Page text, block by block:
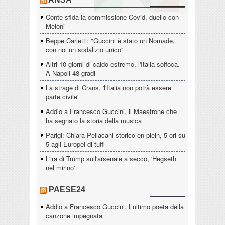
Conte sfida la commissione Covid, duello con
Meloni
Beppe Carletti: "Guccini è stato un Nomade,
con noi un sodalizio unico"
Altri 10 giorni di caldo estremo, l'Italia soffoca.
A Napoli 48 gradi
La strage di Crans, 'l'Italia non potrà essere
parte civile'
Addio a Francesco Guccini, il Maestrone che
ha segnato la storia della musica
Parigi: Chiara Pellacani storico en plein, 5 ori su
5 agli Europei di tuffi
L'ira di Trump sull'arsenale a secco, 'Hegseth
nel mirino'
PAESE24
Addio a Francesco Guccini. L’ultimo poeta della
canzone impegnata